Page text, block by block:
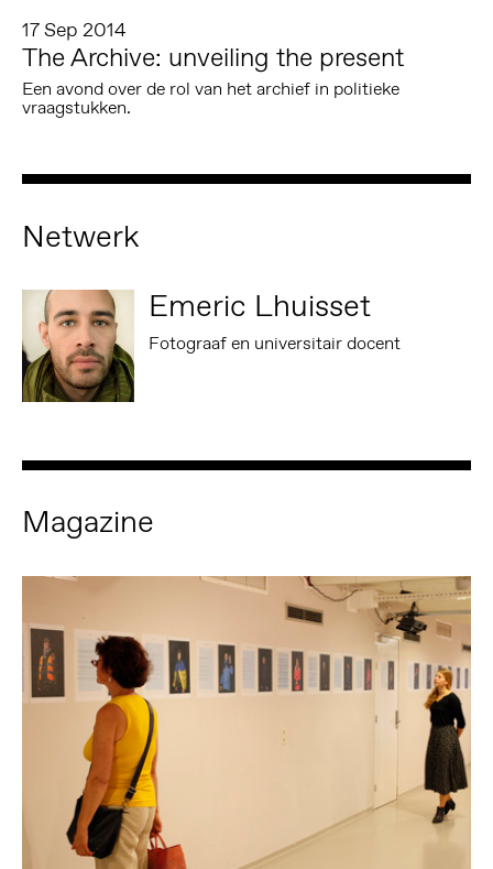
17 Sep 2014
The Archive: unveiling the present
Een avond over de rol van het archief in politieke
vraagstukken.
Netwerk
Emeric Lhuisset
Fotograaf en universitair docent
Magazine